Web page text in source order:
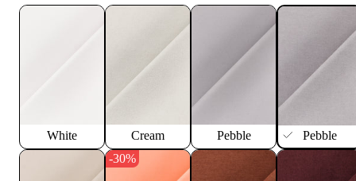
White Cream Pebble Pebble
-30%